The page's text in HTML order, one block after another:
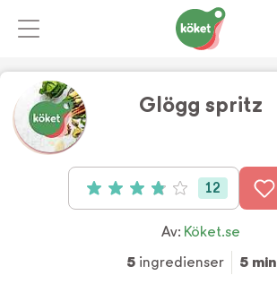
Glögg spritz
Betyg: 3.9 av 5 (12 röster)
12
Av: Köket.se
5ingredienser 5 min